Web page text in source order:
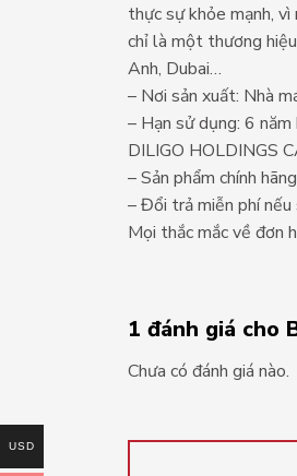
thực sự khỏe mạnh,
chỉ là một thương
Anh, Dubai…
– Nơi sản xuất: Nhà
– Hạn sử dụng: 6
DILIGO HOLDINGS
– Sản phẩm chính
– Đổi trả miễn phí nếu
Mọi thắc mắc về đơn
1 đánh giá cho
Chưa có đánh giá nào.
USD